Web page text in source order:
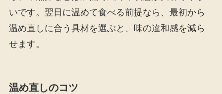
いです。翌日に温めて食べる前提なら、最初から
温め直しに合う具材を選ぶと、味の違和感を減ら
せます。
温め直しのコツ